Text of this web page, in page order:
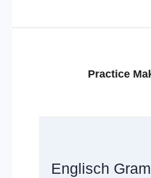
Practice
Englisch